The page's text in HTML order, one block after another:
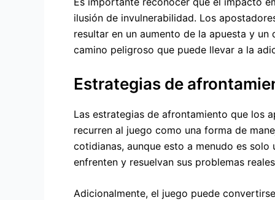
ilusión de invulnerabilidad. Los
resultar en un aumento de la apuesta y
camino peligroso que puede llevar a la
Estrategias de
Las estrategias de afrontamiento que los
recurren al juego como una forma de
cotidianas, aunque esto a menudo es
enfrenten y resuelvan sus problemas
Adicionalmente, el juego puede